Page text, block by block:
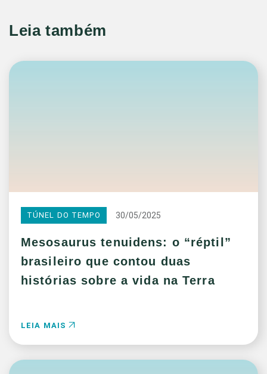
Leia também
TÚNEL DO TEMPO 30/05/2025
Mesosaurus tenuidens: o “réptil”
brasileiro que contou duas
histórias sobre a vida na Terra
LEIA MAIS